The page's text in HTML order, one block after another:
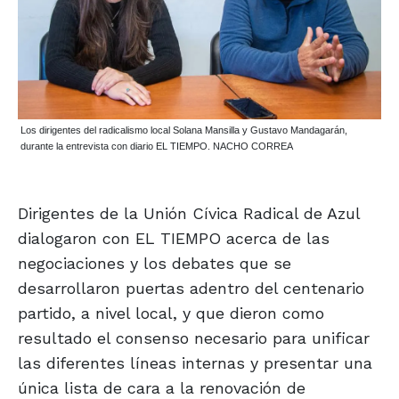
Los dirigentes del radicalismo local Solana Mansilla y Gustavo Mandagarán,
durante la entrevista con diario EL TIEMPO. NACHO CORREA
Dirigentes de la Unión Cívica Radical de Azul
dialogaron con EL TIEMPO acerca de las
negociaciones y los debates que se
desarrollaron puertas adentro del centenario
partido, a nivel local, y que dieron como
resultado el consenso necesario para unificar
las diferentes líneas internas y presentar una
única lista de cara a la renovación de